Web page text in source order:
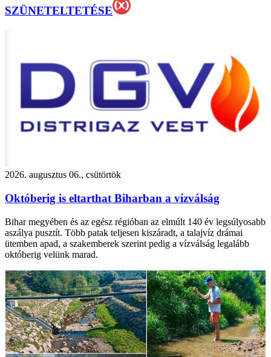
SZÜNETELTETÉSE
2026. augusztus 06., csütörtök
Októberig is eltarthat Biharban a vízválság
Bihar megyében és az egész régióban az elmúlt 140 év legsúlyosabb
aszálya pusztít. Több patak teljesen kiszáradt, a talajvíz drámai
ütemben apad, a szakemberek szerint pedig a vízválság legalább
októberig velünk marad.